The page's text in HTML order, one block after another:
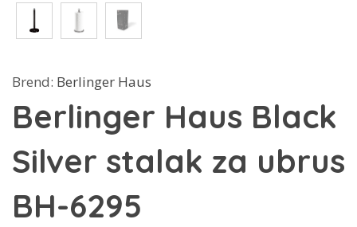
Brend: Berlinger Haus
Berlinger Haus Black
Silver stalak za ubrus
BH-6295